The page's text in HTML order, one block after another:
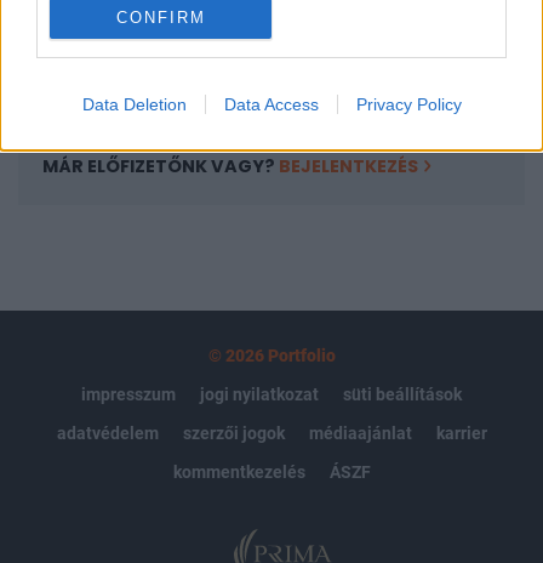
CONFIRM
Data Deletion Data Access Privacy Policy
kötéslistái
MÁR ELŐFIZETŐNK VAGY? BEJELENTKEZÉS
© 2026 Portfolio
impresszum
jogi nyilatkozat
süti beállítások
adatvédelem
szerzői jogok médiaajánlat
karrier
kommentkezelés
ÁSZF